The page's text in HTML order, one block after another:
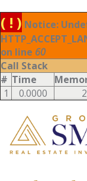
( ! ) Notice:
on line 60
Call Stack
# Time
1
0.0000